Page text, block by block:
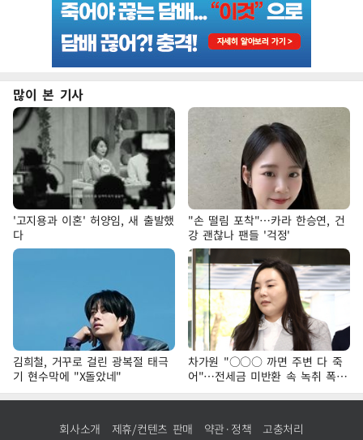
많이 본 기사
'고지용과 이혼' 허양임, 새 출발했
다
"손 떨림 포착"…카라 한승연, 건
강 괜찮나 팬들 '걱정'
김희철, 거꾸로 걸린 광복절 태극
기 현수막에 "X돌았네"
차가원 "○○○ 까면 주변 다 죽
어"…전세금 미반환 속 녹취 폭로
파장
회사소개 제휴/컨텐츠 판매 약관·정책 고충처리